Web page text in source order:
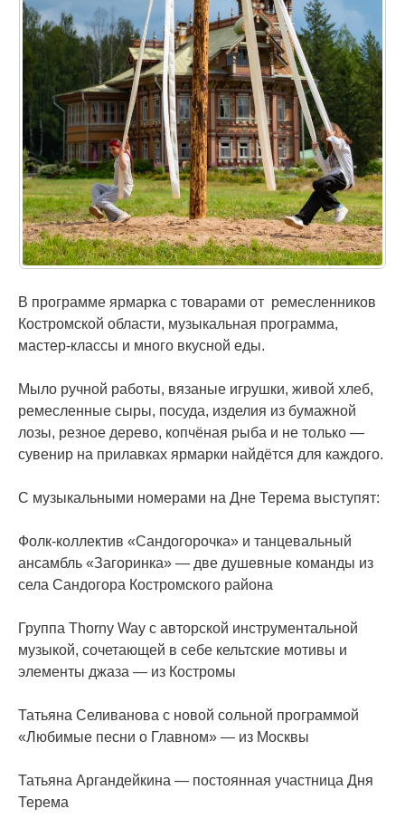
В программе ярмарка с товарами от ремесленников
Костромской области, музыкальная программа,
мастер-классы и много вкусной еды.
Мыло ручной работы, вязаные игрушки, живой хлеб,
ремесленные сыры, посуда, изделия из бумажной
лозы, резное дерево, копчёная рыба и не только —
сувенир на прилавках ярмарки найдётся для каждого.
С музыкальными номерами на Дне Терема выступят:
Фолк-коллектив «Сандогорочка» и танцевальный
ансамбль «Загоринка» — две душевные команды из
села Сандогора Костромского района
Группа Thorny Way с авторской инструментальной
музыкой, сочетающей в себе кельтские мотивы и
элементы джаза — из Костромы
Татьяна Селиванова с новой сольной программой
«Любимые песни о Главном» — из Москвы
Татьяна Аргандейкина — постоянная участница Дня
Терема